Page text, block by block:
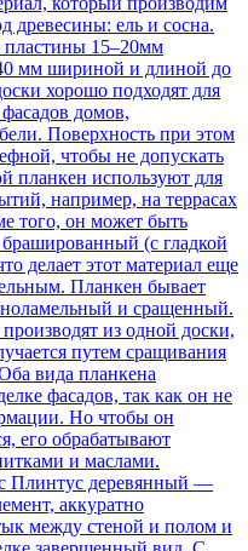
древесины: ель и сосна.
пластины 15–20мм
мм шириной и длиной до
хорошо подходят для
домов,
Поверхность при этом
чтобы не допускать
планкен используют для
например, на террасах
того, он может быть
(с гладкой
делает этот материал еще
Планкен бывает
и сращенный.
из одной доски,
путем сращивания
вида планкена
фасадов, так как он не
Но чтобы он
его обрабатывают
и маслами.
Плинтус деревянный —
аккуратно
между стеной и полом и